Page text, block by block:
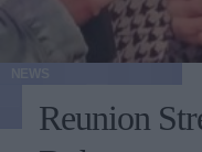
Reunion